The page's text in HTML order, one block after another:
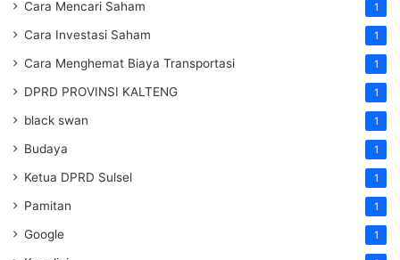
Cara Mencari Saham 1
Cara Investasi Saham 1
Cara Menghemat Biaya Transportasi 1
DPRD PROVINSI KALTENG 1
black swan 1
Budaya 1
Ketua DPRD Sulsel 1
Pamitan 1
Google 1